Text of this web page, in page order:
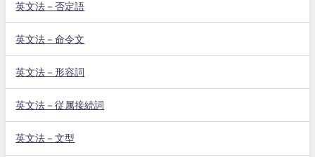
英文法－否定語
英文法－命令文
英文法－形容詞
英文法－従属接続詞
英文法－文型